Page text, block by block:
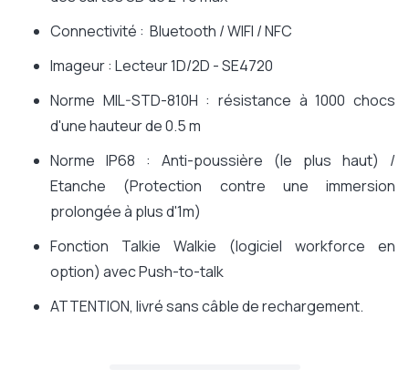
Connectivité : Bluetooth / WIFI / NFC
Imageur : Lecteur 1D/2D - SE4720
Norme MIL-STD-810H : résistance à 1000 chocs
d'une hauteur de 0.5 m
Norme IP68 : Anti-poussière (le plus haut) /
Etanche (Protection contre une immersion
prolongée à plus d'1m)
Fonction Talkie Walkie (logiciel workforce en
option) avec Push-to-talk
ATTENTION, livré sans câble de rechargement.